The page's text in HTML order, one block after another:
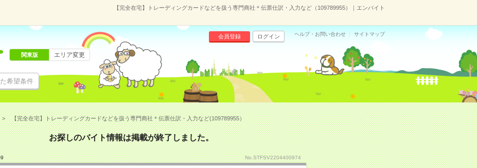
【完全在宅】トレーディングカードなどを扱う専門商社＊伝票仕訳・入力など（109789955）｜エンバイト
希望条件
会員登録 ログイン ヘルプ・お問い合わせ サイトマップ
関東版 エリア変更
【完全在宅】トレーディングカードなどを扱う専門商社＊伝票仕訳・入力など(109789955）
お探しのバイト情報は掲載が終了しました。
No.STFSV2204400974